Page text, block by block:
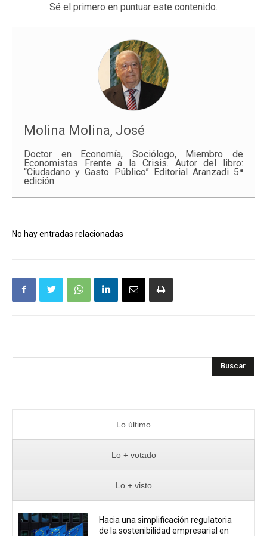
Sé el primero en puntuar este contenido.
Molina Molina, José
Doctor en Economía, Sociólogo, Miembro de
Economistas Frente a la Crisis. Autor del libro:
“Ciudadano y Gasto Público” Editorial Aranzadi 5ª
edición
No hay entradas relacionadas
Buscar
Lo último
Lo + votado
Lo + visto
Hacia una simplificación regulatoria
de la sostenibilidad empresarial en